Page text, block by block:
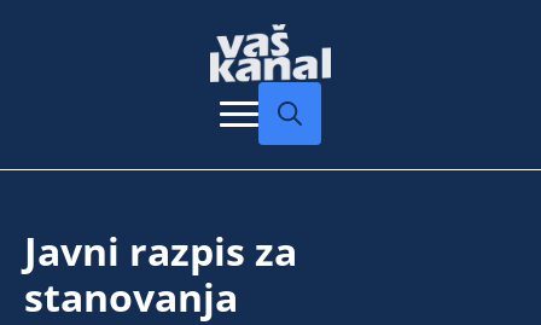
Javni razpis za
stanovanja